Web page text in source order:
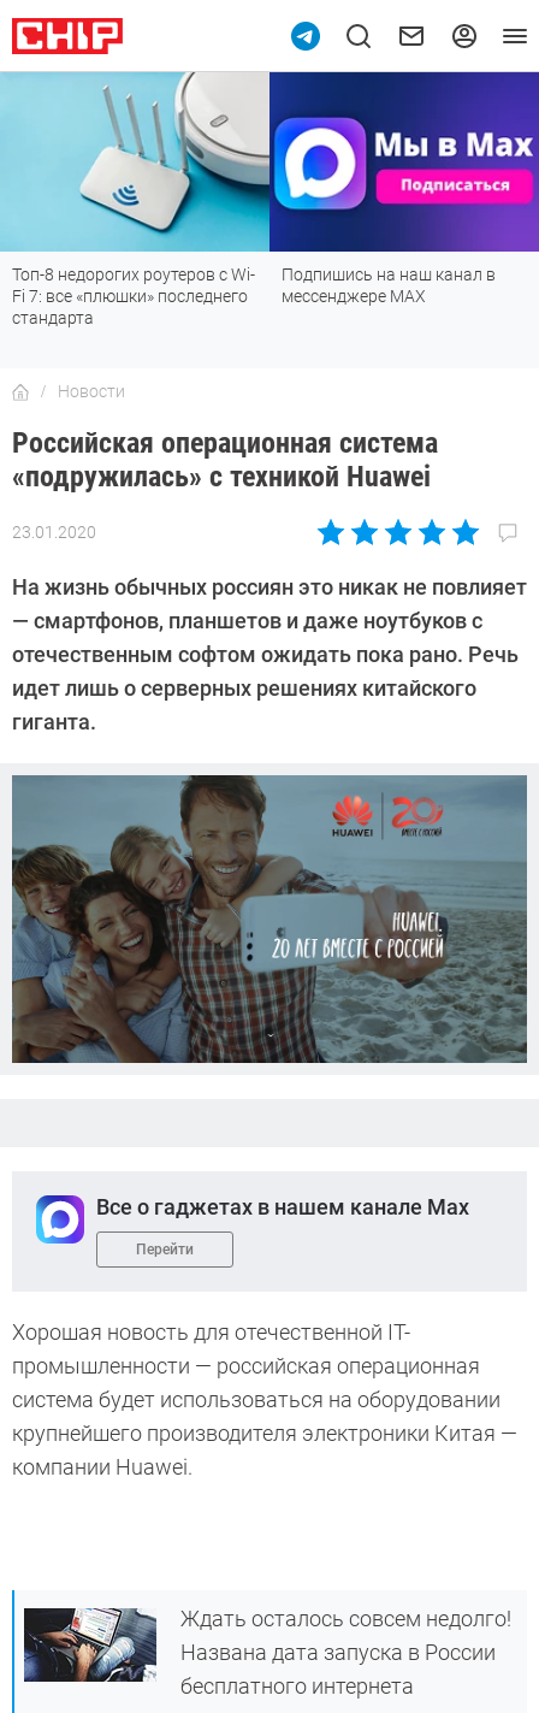
Топ-8 недорогих роутеров с Wi-
Fi 7: все «плюшки» последнего
стандарта
Подпишись на наш канал в
мессенджере МАХ
Новости
Российская операционная система
«подружилась» с техникой Huawei
23.01.2020
Автор:
Кошик
На жизнь обычных россиян это никак не повлияет
— смартфонов, планшетов и даже ноутбуков с
отечественным софтом ожидать пока рано. Речь
идет лишь о серверных решениях китайского
гиганта.
Все о гаджетах в нашем канале Max
Перейти
Хорошая новость для отечественной IT-
промышленности — российская операционная
система будет использоваться на оборудовании
крупнейшего производителя электроники Китая —
компании Huawei.
Ждать осталось совсем недолго!
Названа дата запуска в России
бесплатного интернета